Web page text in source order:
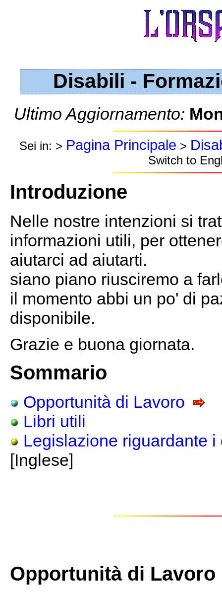
Disabili -
Ultimo Aggiornamento:
Sei in: > Pagina Principale >
Switch to
Introduzione
Nelle nostre intenzioni si
informazioni utili, per
aiutarci ad aiutarti.
siano piano riusciremo a
il momento abbi un po' di
disponibile.
Grazie e buona giornata.
Sommario
Opportunità di Lavoro
Libri utili
Legislazione riguardante
[Inglese]
Opportunità di Lavoro